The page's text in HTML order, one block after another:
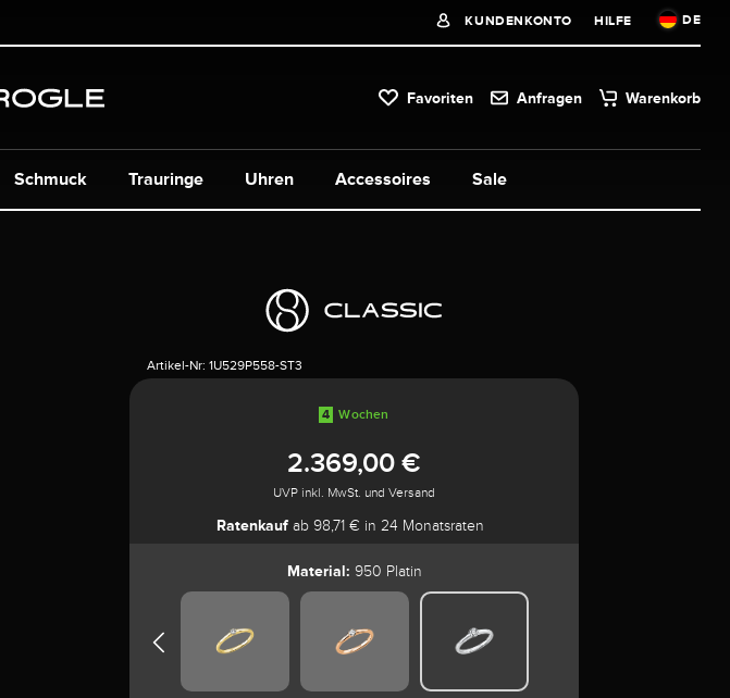
KUNDENKONTO HILFE DE
Favoriten Anfragen Warenkorb
Schmuck Uhren Accessoires Sale
Trauringe
Artikel-Nr: 1U529P558-ST3
4 Wochen
2.369,00 €
UVP inkl. MwSt. und Versand
Ratenkaufab 98,71 € in 24 Monatsraten
Material: 950 Platin